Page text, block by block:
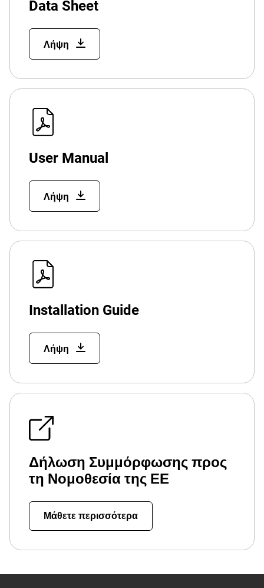
Data Sheet
Λήψη
User Manual
Λήψη
Installation Guide
Λήψη
Δήλωση Συμμόρφωσης προς
τη Νομοθεσία της ΕΕ
Μάθετε περισσότερα